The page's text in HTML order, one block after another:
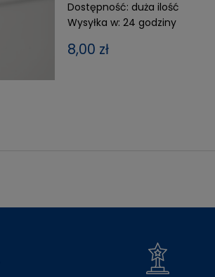
Dostępność: duża ilość
Wysyłka w: 24 godziny
8,00 zł